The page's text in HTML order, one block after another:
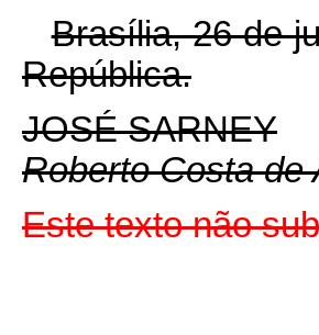
Brasília, 26 de
República.
JOSÉ SARNEY
Roberto Costa de
Este texto não